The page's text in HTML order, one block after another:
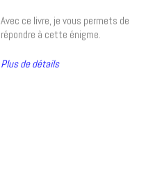
Avec ce livre, je vous permets de
répondre à cette énigme.
Plus de détails